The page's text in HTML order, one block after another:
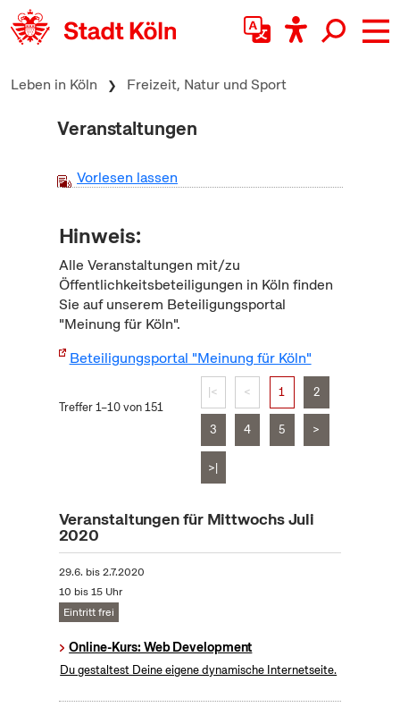
zum Inhalt springen
Leben in Köln Freizeit, Natur und Sport
Veranstaltungen
Vorlesen lassen
Hinweis:
Alle Veranstaltungen mit/zu
Öffentlichkeitsbeteiligungen in Köln finden
Sie auf unserem Beteiligungsportal
"Meinung für Köln".
Beteiligungsportal "Meinung für Köln"
Treffer 1–10 von 151
|< < 1 2
3 4 5 >
>|
Veranstaltungen für Mittwochs Juli
2020
29.6. bis2.7.2020
10 bis 15 Uhr
Eintritt frei
Online-Kurs: Web Development
Du gestaltest Deine eigene dynamische Internetseite.